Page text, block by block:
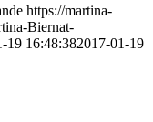
https://martina-
Biernat-
19 16:48:382017-01-19